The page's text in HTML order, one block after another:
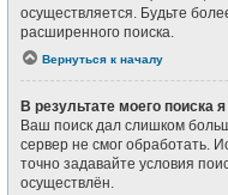
осуществляется. Будьте
расширенного поиска.
Вернуться к началу
В результате моего поиска
Ваш поиск дал слишком
сервер не смог обработать.
точно задавайте условия
осуществлён.